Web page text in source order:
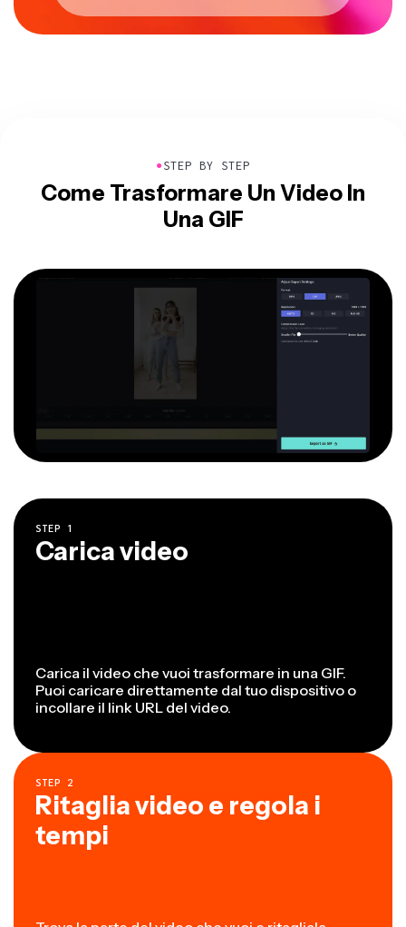
●STEP BY STEP
Come Trasformare Un Video In
Una GIF
STEP 1
Carica video
Carica il video che vuoi trasformare in una GIF.
Puoi caricare direttamente dal tuo dispositivo o
incollare il link URL del video.
STEP 2
Ritaglia video e regola i
tempi